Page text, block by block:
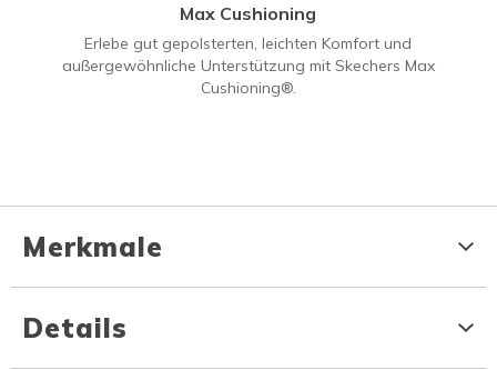
Max Cushioning
Erlebe gut gepolsterten, leichten Komfort und
außergewöhnliche Unterstützung mit Skechers Max
Cushioning®.
Merkmale
Details